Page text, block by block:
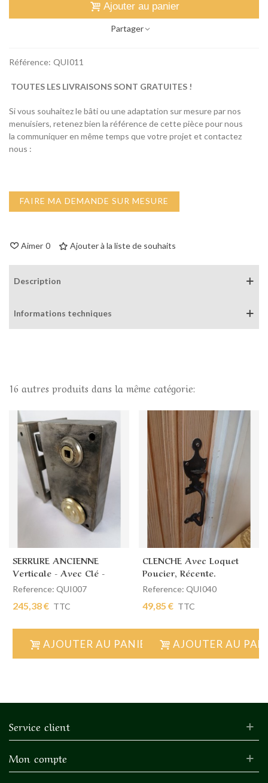
Ajouter au panier
Partager
Référence: QUI011
TOUTES LES LIVRAISONS SONT GRATUITES !
Si vous souhaitez le bâti ou une adaptation sur mesure par nos
menuisiers, retenez bien la référence de cette pièce pour nous
la communiquer en même temps que votre projet et contactez
nous :
FAIRE MA DEMANDE SUR MESURE
Aimer 0 Ajouter à la liste de souhaits
Description
Informations techniques
16 autres produits dans la même catégorie:
SERRURE ANCIENNE
Verticale - Avec Clé -
Gauche
Reference: QUI007
245,38 € TTC
AJOUTER AU PANIER
CLENCHE Avec Loquet
Poucier, Récente.
Reference: QUI040
49,85 € TTC
AJOUTER AU
Service client
Mon compte